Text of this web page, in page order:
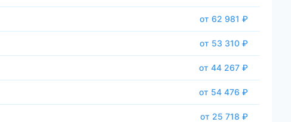
от 62 981 ₽
от 53 310 ₽
от 44 267 ₽
от 54 476 ₽
от 25 718 ₽